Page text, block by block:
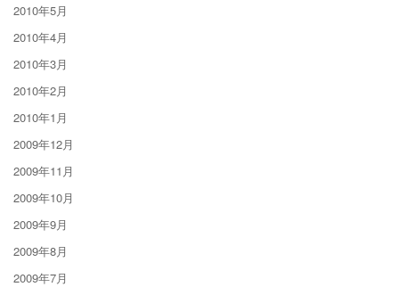
2010年5月
2010年4月
2010年3月
2010年2月
2010年1月
2009年12月
2009年11月
2009年10月
2009年9月
2009年8月
2009年7月